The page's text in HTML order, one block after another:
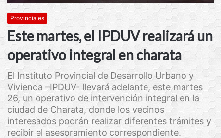
Provinciales
Este martes, el IPDUV realizará un
operativo integral en charata
El Instituto Provincial de Desarrollo Urbano y
Vivienda –IPDUV- llevará adelante, este martes
26, un operativo de intervención integral en la
ciudad de Charata, donde los vecinos
interesados podrán realizar diferentes trámites y
recibir el asesoramiento correspondiente.